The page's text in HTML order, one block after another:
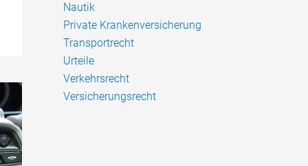
Nautik
Private Krankenversicherung
Transportrecht
Urteile
Verkehrsrecht
Versicherungsrecht